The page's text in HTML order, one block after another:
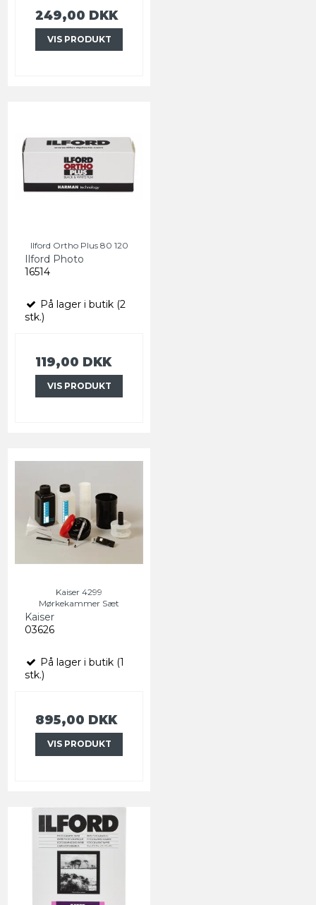
249,00 DKK
VIS PRODUKT
Ilford Ortho Plus 80 120
Ilford Photo
16514
På lager i butik (2
stk.)
119,00 DKK
VIS PRODUKT
Kaiser 4299
Mørkekammer Sæt
Kaiser
03626
På lager i butik (1
stk.)
895,00 DKK
VIS PRODUKT